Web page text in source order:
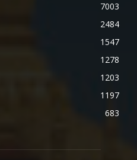
7003
2484
1547
1278
1203
1197
683